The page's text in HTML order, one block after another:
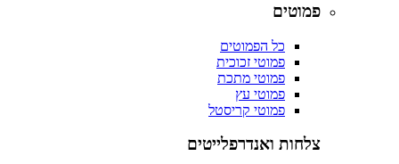
פמוטים
כל הפמוטים
פמוטי זכוכית
פמוטי מתכת
פמוטי עץ
פמוטי קריסטל
צלחות ואנדרפלייטים